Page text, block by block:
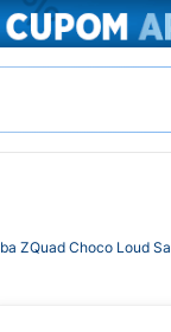
ZQuad Choco Loud